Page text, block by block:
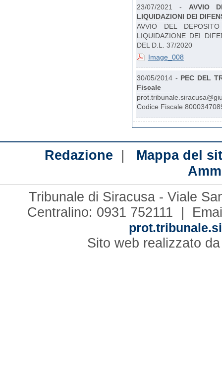
23/07/2021 - AVVIO
LIQUIDAZIONI DEI
AVVIO DEL
LIQUIDAZIONE DEI
DEL D.L. 37/2020
Image_008
30/05/2014 - PEC DEL
Fiscale
Codice Fiscale
Redazione | Mappa del
Tribunale di Siracusa - Viale
Centralino: 0931 752111 |
Sito web realizzato